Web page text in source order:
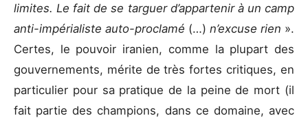
limites. Le fait de se targuer d’appartenir à un camp
anti-impérialiste auto-proclamé (…) n’excuse rien ».
Certes, le pouvoir iranien, comme la plupart des
gouvernements, mérite de très fortes critiques, en
particulier pour sa pratique de la peine de mort (il
fait partie des champions, dans ce domaine, avec